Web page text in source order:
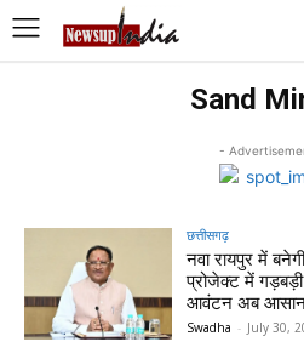
Sand
-
छत्तीसगढ़
नवा रायपुर में
प्रोजेक्ट में
आवंटन अब आसान
Swadha - July 30,